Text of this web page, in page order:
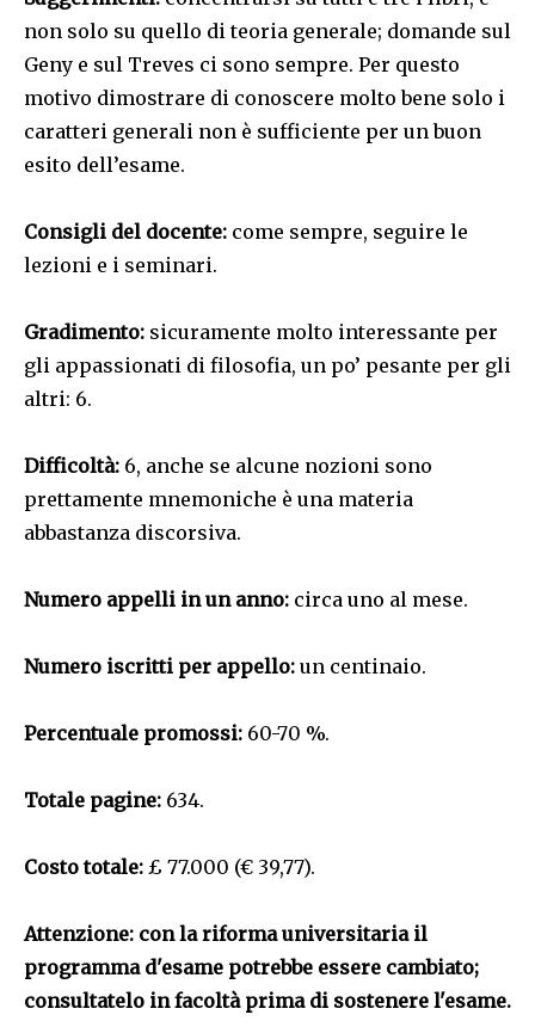
non solo su quello di teoria generale; domande sul
Geny e sul Treves ci sono sempre. Per questo
motivo dimostrare di conoscere molto bene solo i
caratteri generali non è sufficiente per un buon
esito dell’esame.
Consigli del docente: come sempre, seguire le
lezioni e i seminari.
Gradimento: sicuramente molto interessante per
gli appassionati di filosofia, un po’ pesante per gli
altri: 6.
Difficoltà: 6, anche se alcune nozioni sono
prettamente mnemoniche è una materia
abbastanza discorsiva.
Numero appelli in un anno: circa uno al mese.
Numero iscritti per appello: un centinaio.
Percentuale promossi: 60-70 %.
Totale pagine: 634.
Costo totale: £ 77.000 (€ 39,77).
Attenzione: con la riforma universitaria il
programma d'esame potrebbe essere cambiato;
consultatelo in facoltà prima di sostenere l'esame.